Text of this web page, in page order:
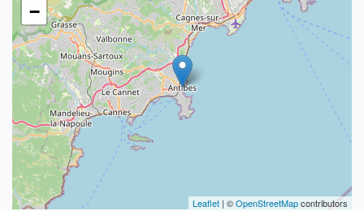
−
Leaflet | ©OpenStreetMapcontributors